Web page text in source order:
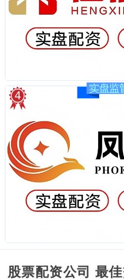
股票配资公司 最